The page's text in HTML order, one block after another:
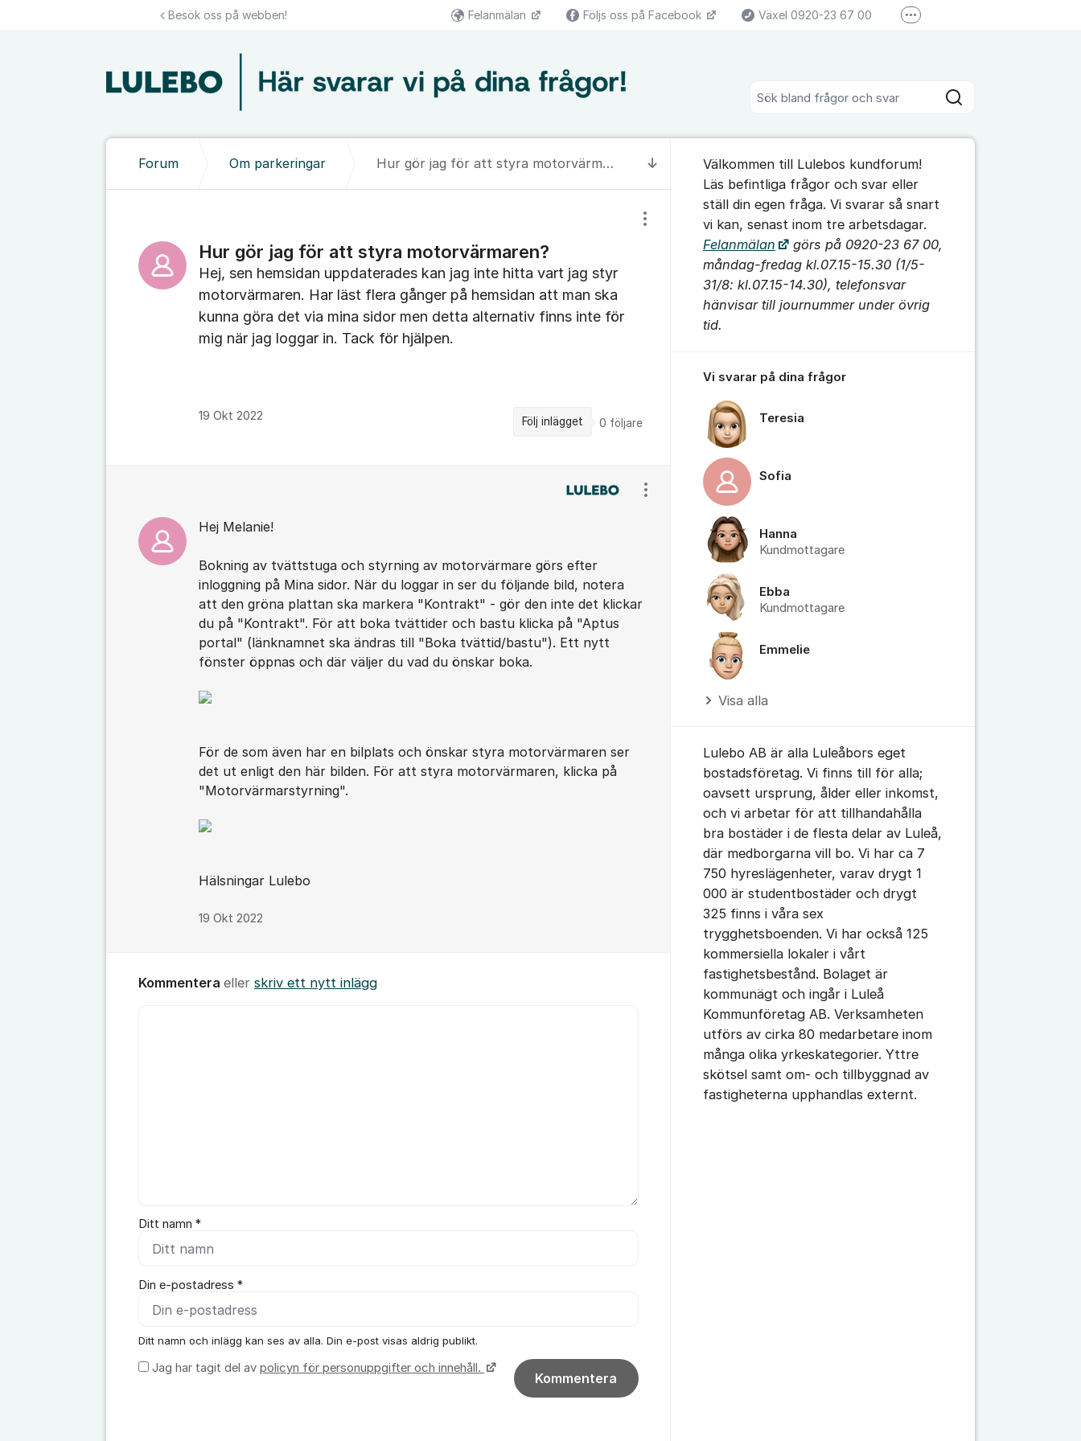
Sök
Besök oss på webben! Felanmälan Följs oss på Facebook Växel 0920-23 67 00 Fler supportlänkar
Till senaste kommentaren
Forum Om parkeringar Hur gör jag för att styra motorvärmaren?
Hur gör jag för att styra motorvärmaren?
Visa/dölj inställningar för inlägg/kommentar
Hej, sen hemsidan uppdaterades kan jag inte hitta vart jag styr
motorvärmaren. Har läst flera gånger på hemsidan att man ska
kunna göra det via mina sidor men detta alternativ finns inte för
mig när jag loggar in. Tack för hjälpen.
19 Okt 2022 Följ inlägget 0 följare
Hej Melanie!
Bokning av tvättstuga och styrning av motorvärmare görs efter
inloggning på Mina sidor. När du loggar in ser du följande bild, notera
att den gröna plattan ska markera "Kontrakt" - gör den inte det klickar
du på "Kontrakt". För att boka tvättider och bastu klicka på "Aptus
portal" (länknamnet ska ändras till "Boka tvättid/bastu"). Ett nytt
fönster öppnas och där väljer du vad du önskar boka.
För de som även har en bilplats och önskar styra motorvärmaren ser
det ut enligt den här bilden. För att styra motorvärmaren, klicka på
"Motorvärmarstyrning".
Hälsningar Lulebo
19 Okt 2022
Visa/dölj inställningar för inlägg/kommentar
Kommentera eller skriv ett nytt inlägg
Ditt namn *
Din e-postadress *
Ditt namn och inlägg kan ses av alla. Din e-post visas aldrig publikt.
Jag har tagit del av policyn för personuppgifter och innehåll.
Kommentera
Välkommen till Lulebos kundforum!
Läs befintliga frågor och svar eller
ställ din egen fråga. Vi svarar så snart
vi kan, senast inom tre arbetsdagar.
Felanmälan
görs på 0920-23 67 00,
måndag-fredag kl.07.15-15.30 (1/5-
31/8: kl.07.15-14.30), telefonsvar
hänvisar till journummer under övrig
tid.
Vi svarar på dina frågor
Teresia
Sofia
Hanna
Kundmottagare
Ebba
Kundmottagare
Emmelie
Visa alla
Lulebo AB är alla Luleåbors eget
bostadsföretag. Vi finns till för alla;
oavsett ursprung, ålder eller inkomst,
och vi arbetar för att tillhandahålla
bra bostäder i de flesta delar av Luleå,
där medborgarna vill bo. Vi har ca 7
750 hyreslägenheter, varav drygt 1
000 är studentbostäder och drygt
325 finns i våra sex
trygghetsboenden. Vi har också 125
kommersiella lokaler i vårt
fastighetsbestånd. Bolaget är
kommunägt och ingår i Luleå
Kommunföretag AB. Verksamheten
utförs av cirka 80 medarbetare inom
många olika yrkeskategorier. Yttre
skötsel samt om- och tillbyggnad av
fastigheterna upphandlas externt.